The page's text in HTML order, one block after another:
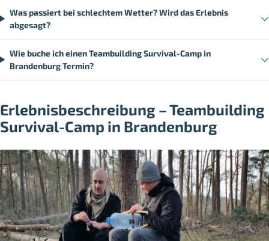
Was passiert bei schlechtem Wetter? Wird das Erlebnis
abgesagt?
Wie buche ich einen Teambuilding Survival-Camp in
Brandenburg Termin?
Erlebnisbeschreibung – Teambuilding
Survival-Camp in Brandenburg